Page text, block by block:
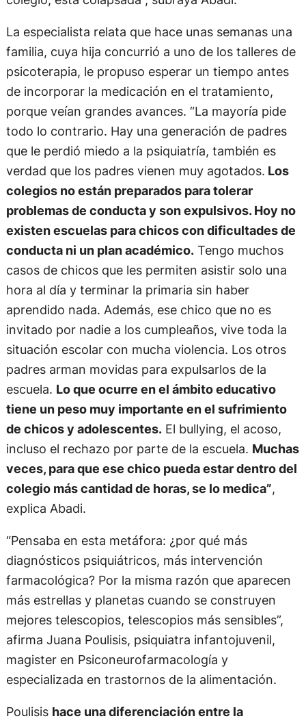
La especialista relata que hace unas semanas una
familia, cuya hija concurrió a uno de los talleres de
psicoterapia, le propuso esperar un tiempo antes
de incorporar la medicación en el tratamiento,
porque veían grandes avances. “La mayoría pide
todo lo contrario. Hay una generación de padres
que le perdió miedo a la psiquiatría, también es
verdad que los padres vienen muy agotados. Los
colegios no están preparados para tolerar
problemas de conducta y son expulsivos. Hoy no
existen escuelas para chicos con dificultades de
conducta ni un plan académico.Tengo muchos
casos de chicos que les permiten asistir solo una
hora al día y terminar la primaria sin haber
aprendido nada. Además, ese chico que no es
invitado por nadie a los cumpleaños, vive toda la
situación escolar con mucha violencia. Los otros
padres arman movidas para expulsarlos de la
escuela. Lo que ocurre en el ámbito educativo
tiene un peso muy importante en el sufrimiento
de chicos y adolescentes.El bullying, el acoso,
incluso el rechazo por parte de la escuela. Muchas
veces, para que ese chico pueda estar dentro del
colegio más cantidad de horas, se lo medica”,
explica Abadi.
“Pensaba en esta metáfora: ¿por qué más
diagnósticos psiquiátricos, más intervención
farmacológica? Por la misma razón que aparecen
más estrellas y planetas cuando se construyen
mejores telescopios, telescopios más sensibles”,
afirma Juana Poulisis, psiquiatra infantojuvenil,
magister en Psiconeurofarmacología y
especializada en trastornos de la alimentación.
Poulisis hace una diferenciación entre la